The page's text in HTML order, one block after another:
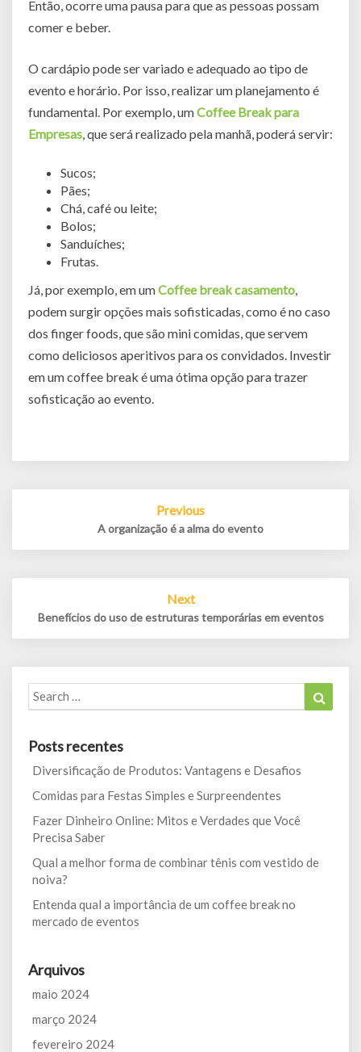
Então, ocorre uma pausa para que as pessoas possam
comer e beber.
O cardápio pode ser variado e adequado ao tipo de
evento e horário. Por isso, realizar um planejamento é
fundamental. Por exemplo, umCoffee Break para
Empresas, que será realizado pela manhã, poderá servir:
Sucos;
Pães;
Chá, café ou leite;
Bolos;
Sanduíches;
Frutas.
Já, por exemplo, em umCoffee break casamento,
podem surgir opções mais sofisticadas, como é no caso
dos finger foods, que são mini comidas, que servem
como deliciosos aperitivos para os convidados. Investir
em um coffee break é uma ótima opção para trazer
sofisticação ao evento.
Previous
A organização é a alma do evento
Next
Benefícios do uso de estruturas temporárias em eventos
Search
for:
Posts recentes
Diversificação de Produtos: Vantagens e Desafios
Comidas para Festas Simples e Surpreendentes
Fazer Dinheiro Online: Mitos e Verdades que Você
Precisa Saber
Qual a melhor forma de combinar tênis com vestido de
noiva?
Entenda qual a importância de um coffee break no
mercado de eventos
Arquivos
maio 2024
março 2024
fevereiro 2024